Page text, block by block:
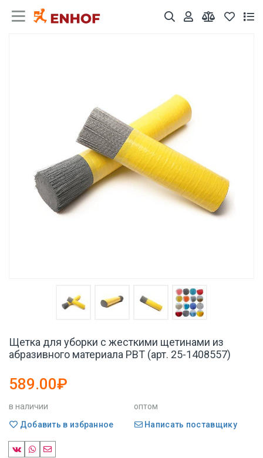
Щетка для уборки с жесткими щетинами из
абразивного материала PBT (арт. 25-1408557)
589.00₽
в наличии
оптом
Добавить в избранное
Написать поставщику